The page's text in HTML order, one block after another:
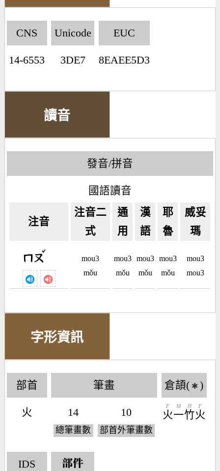
CNS
14-6553
Unicode
3DE7
EUC
8EAEE5D3
讀音
發音/拼音
國語讀音
注音
注音二
式
通
用
漢
語
耶
魯
威妥
瑪
ㄇㄡ
ˇ
mou3
mǒu
mou3
mǒu
mou3
mǒu
mou3
mǒu
mou3
mou3
字形資訊
部首
火
筆畫
14
總筆畫數
10
部首外筆畫數
倉頡( ✱ )
火
F
一
M
竹
H
火
F
IDS 部件